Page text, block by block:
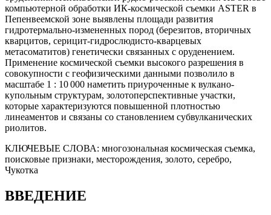
компьютерной обработки ИК-космической съемки ASTER в
Пепенвеемской зоне выявлены площади развития
гидротермально-измененных пород (березитов, вторичных
кварцитов, серицит-гидрослюдисто-кварцевых
метасоматитов) генетически связанных с оруденением.
Применение космической съемки высокого разрешения в
совокупности с геофизическими данными позволило в
масштабе 1 : 10 000 наметить приуроченные к вулкано-
купольным структурам, золотоперспективные участки,
которые характеризуются повышенной плотностью
линеаментов и связаны со становлением субвулканических
риолитов.
КЛЮЧЕВЫЕ СЛОВА: многозональная космическая съемка,
поисковые признаки, месторождения, золото, серебро,
Чукотка
ВВЕДЕНИЕ